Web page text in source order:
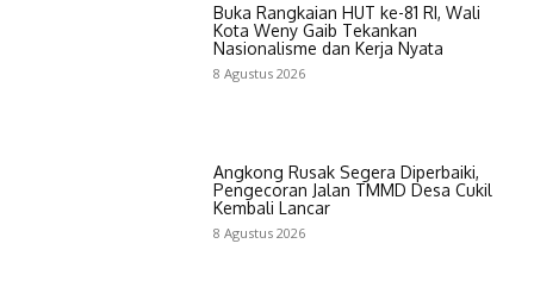
Buka Rangkaian HUT ke-81 RI, Wali
Kota Weny Gaib Tekankan
Nasionalisme dan Kerja Nyata
8 Agustus 2026
Angkong Rusak Segera Diperbaiki,
Pengecoran Jalan TMMD Desa Cukil
Kembali Lancar
8 Agustus 2026